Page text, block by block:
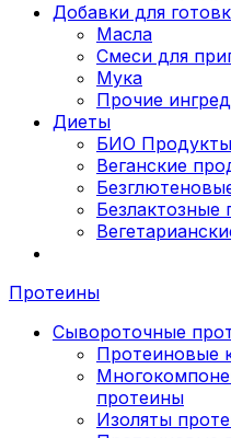
Добавки для
Масла
Смеси для
Мука
Прочие
Диеты
БИО Продукты
Веганские
Безлактозные
Протеины
Сывороточные
Протеиновые
протеины
Изоляты